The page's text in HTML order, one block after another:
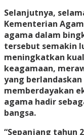
Selanjutnya,
Kementerian
agama dalam
tersebut semakin
meningkatkan
keagamaan,
yang
memberdayakan
agama hadir
bangsa.
“Sepanjang tahun